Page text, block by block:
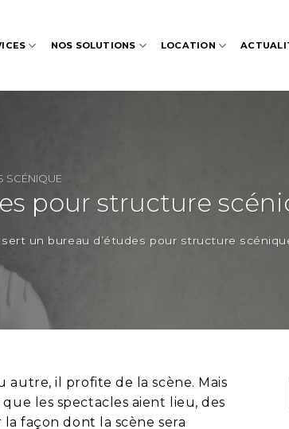
NOS SOLUTIONS LOCATION
SCÉNIQUE
pour structure
un bureau d’études pour structure
il profite de la scène. Mais
les spectacles aient lieu, des
la façon dont la scène sera